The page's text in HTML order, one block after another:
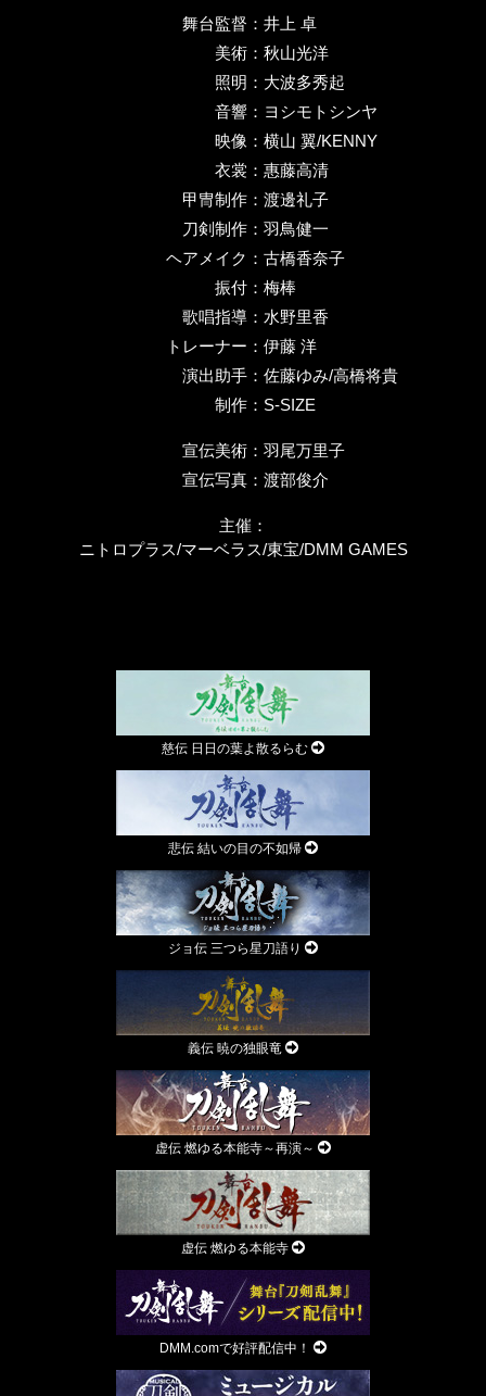
舞台監督： 井上 卓
美術： 秋山光洋
照明： 大波多秀起
音響： ヨシモトシンヤ
映像： 横山 翼/KENNY
衣裳： 惠藤高清
甲冑制作： 渡邊礼子
刀剣制作： 羽鳥健一
ヘアメイク： 古橋香奈子
振付： 梅棒
歌唱指導： 水野里香
トレーナー： 伊藤 洋
演出助手： 佐藤ゆみ/高橋将貴
制作： S-SIZE
宣伝美術： 羽尾万里子
宣伝写真： 渡部俊介
主催：
ニトロプラス/マーベラス/東宝/DMM GAMES
慈伝 日日の葉よ散るらむ
悲伝 結いの目の不如帰
ジョ伝 三つら星刀語り
義伝 暁の独眼竜
虚伝 燃ゆる本能寺～再演～
虚伝 燃ゆる本能寺
DMM.comで好評配信中！